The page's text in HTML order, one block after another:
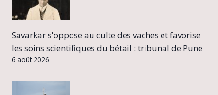
Savarkar s'oppose au culte des vaches et favorise
les soins scientifiques du bétail : tribunal de Pune
6 août 2026